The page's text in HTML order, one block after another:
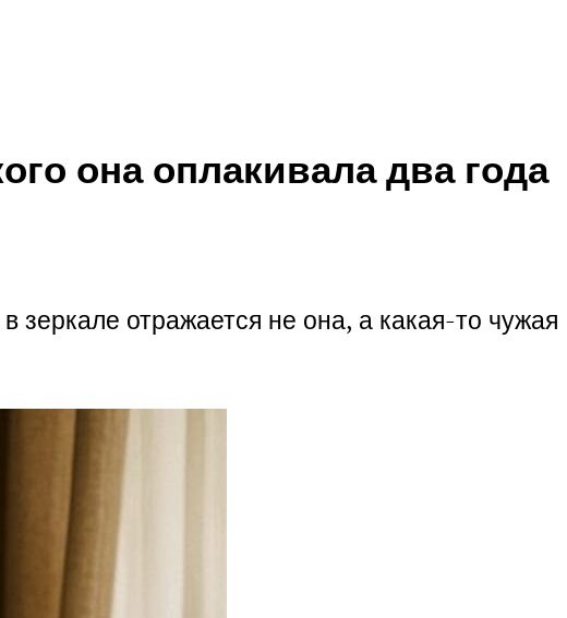
она оплакивала два года
зеркале отражается не она, а какая-то чужая